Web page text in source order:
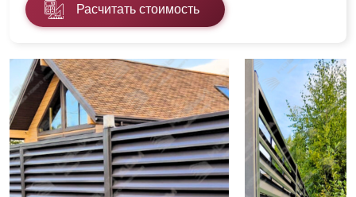
Расчитать стоимость